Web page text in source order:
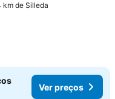
km de Silleda
Ver preços